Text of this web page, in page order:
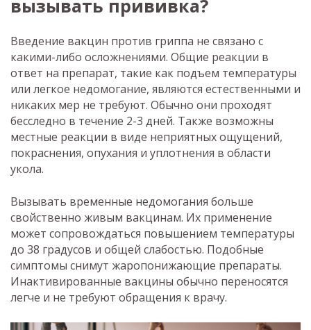
вызывать прививка?
Введение вакцин против гриппа не связано с
какими-либо осложнениями. Общие реакции в
ответ на препарат, такие как подъем температуры
или легкое недомогание, являются естественными и
никаких мер не требуют. Обычно они проходят
бесследно в течение 2-3 дней. Также возможны
местные реакции в виде неприятных ощущений,
покраснения, опухания и уплотнения в области
укола.
Вызывать временные недомогания больше
свойственно живым вакцинам. Их применение
может сопровождаться повышением температуры
до 38 градусов и общей слабостью. Подобные
симптомы снимут жаропонижающие препараты.
Инактивированные вакцины обычно переносятся
легче и не требуют обращения к врачу.